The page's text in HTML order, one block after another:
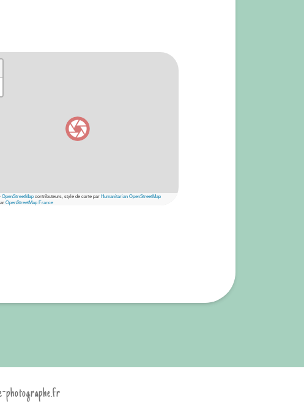
OpenStreetMapcontributeurs, style de carte parHumanitarian OpenStreetMap
OpenStreetMap France
photographe.fr